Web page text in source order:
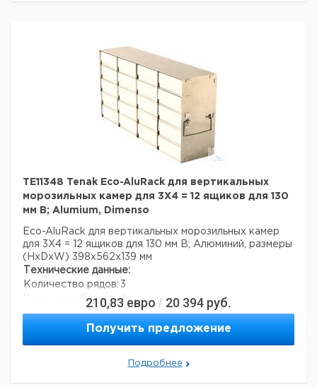
TE11348 Tenak Eco-AluRack для вертикальных
морозильных камер для 3X4 = 12 ящиков для 130
мм В; Alumium, Dimenso
Eco-AluRack для вертикальных морозильных камер
для 3X4 = 12 ящиков для 130 мм В; Алюминий, размеры
(HxDxW) 398x562x139 мм
Технические данные:
Количество рядов: 3
Число столбцов:
4
Материал:
алюминий
1,2 кг
Страна происхождения:Дания
Вес брутто:
1,6 кг
210,83 евро / 20 394 руб.
Получить предложение
Подробнее